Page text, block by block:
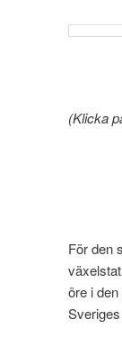
(Klicka
För den
öre i